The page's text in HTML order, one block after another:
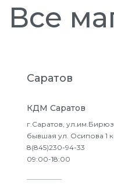
Все
Саратов
КДМ Саратов
г.Саратов,
бывшая ул. Осипова 1
8(845)230-94-33
09:00-18:00